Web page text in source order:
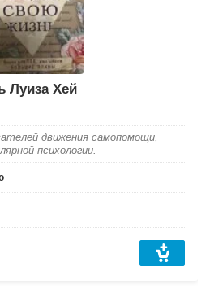
Луиза Хей
движения самопомощи,
психологии.